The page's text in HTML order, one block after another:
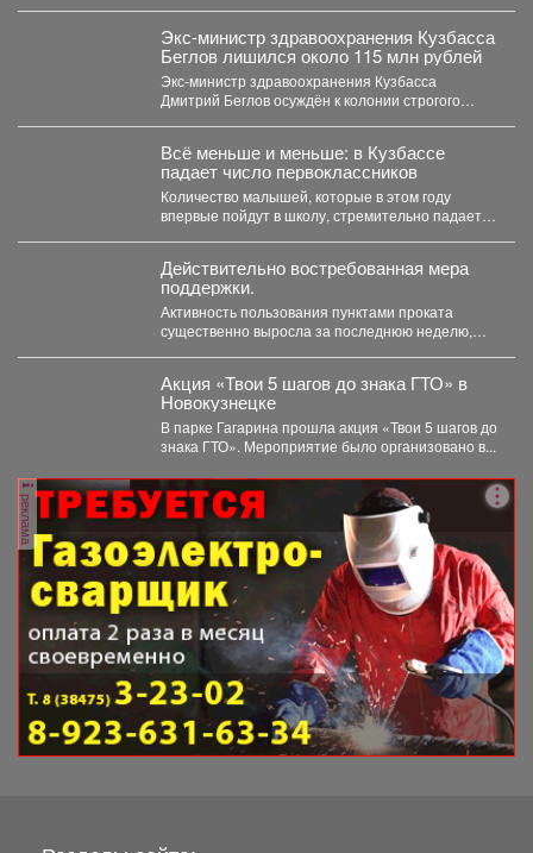
Калугиной. ...
Экс-министр здравоохранения Кузбасса
Беглов лишился около 115 млн рублей
Экс-министр здравоохранения Кузбасса
Дмитрий Беглов осуждён к колонии строгого
Всё меньше и меньше: в Кузбассе
падает число первоклассников
Количество малышей, которые в этом году
впервые пойдут в школу, стремительно падает в
Действительно востребованная мера
поддержки.
Активность пользования пунктами проката
существенно выросла за последнюю неделю,
Акция «Твои 5 шагов до знака ГТО» в
Новокузнецке
В парке Гагарина прошла акция «Твои 5 шагов до
знака ГТО». Мероприятие было организовано в...
реклама